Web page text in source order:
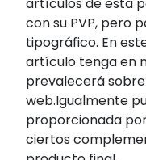
con su PVP, pero
tipográfico. En
artículo tenga en
prevalecerá
web.Igualmente
proporcionada
ciertos